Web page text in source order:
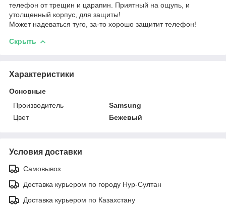
телефон от трещин и царапин. Приятный на ощупь, и
утолщенный корпус, для защиты!
Может надеваться туго, за-то хорошо защитит телефон!
Скрыть
Характеристики
Основные
Производитель
Samsung
Цвет
Бежевый
Условия доставки
Самовывоз
Доставка курьером по городу Нур-Султан
Доставка курьером по Казахстану